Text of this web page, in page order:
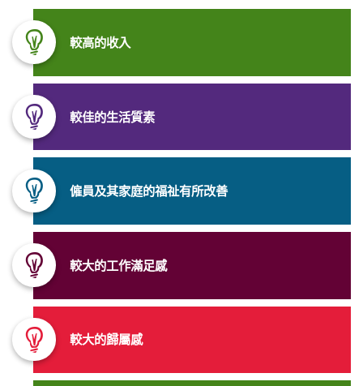
較高的收入
較佳的生活質素
僱員及其家庭的福祉有所改善
較大的工作滿足感
較大的歸屬感